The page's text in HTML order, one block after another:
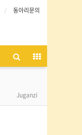
동아리문의
Juganzi